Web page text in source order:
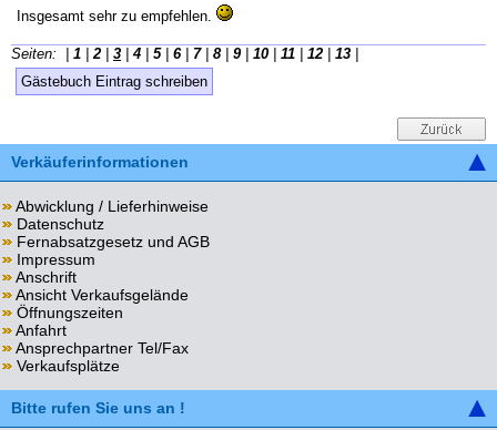
Insgesamt sehr zu empfehlen.
Seiten: | 1 |2 3 4 5| 6| 7| 8| 9| 10 11 12 13
Gästebuch Eintrag schreiben
Verkäuferinformationen
Abwicklung / Lieferhinweise
Datenschutz
Fernabsatzgesetz und AGB
Impressum
Anschrift
Ansicht Verkaufsgelände
Öffnungszeiten
Anfahrt
Ansprechpartner Tel/Fax
Verkaufsplätze
Bitte rufen Sie uns an !